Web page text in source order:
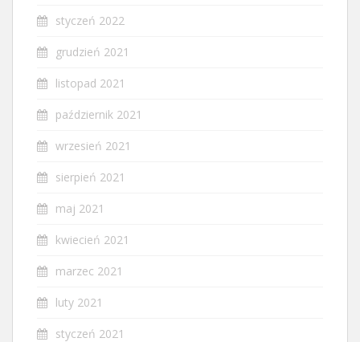
styczeń 2022
grudzień 2021
listopad 2021
październik 2021
wrzesień 2021
sierpień 2021
maj 2021
kwiecień 2021
marzec 2021
luty 2021
styczeń 2021